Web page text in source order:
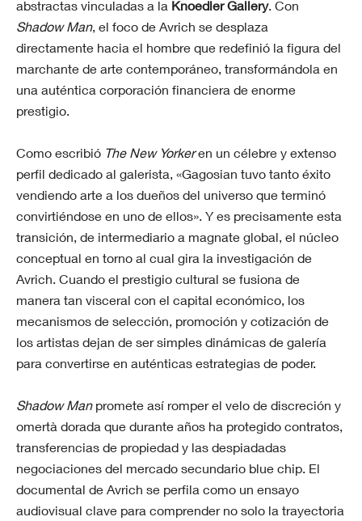
abstractas vinculadas a la Knoedler Gallery. Con
Shadow Man, el foco de Avrich se desplaza
directamente hacia el hombre que redefinió la figura del
marchante de arte contemporáneo, transformándola en
una auténtica corporación financiera de enorme
prestigio.
Como escribió The New Yorkeren un célebre y extenso
perfil dedicado al galerista, «Gagosian tuvo tanto éxito
vendiendo arte a los dueños del universo que terminó
convirtiéndose en uno de ellos». Y es precisamente esta
transición, de intermediario a magnate global, el núcleo
conceptual en torno al cual gira la investigación de
Avrich. Cuando el prestigio cultural se fusiona de
manera tan visceral con el capital económico, los
mecanismos de selección, promoción y cotización de
los artistas dejan de ser simples dinámicas de galería
para convertirse en auténticas estrategias de poder.
Shadow Manpromete así romper el velo de discreción y
omertà dorada que durante años ha protegido contratos,
transferencias de propiedad y las despiadadas
negociaciones del mercado secundario blue chip. El
documental de Avrich se perfila como un ensayo
audiovisual clave para comprender no solo la trayectoria